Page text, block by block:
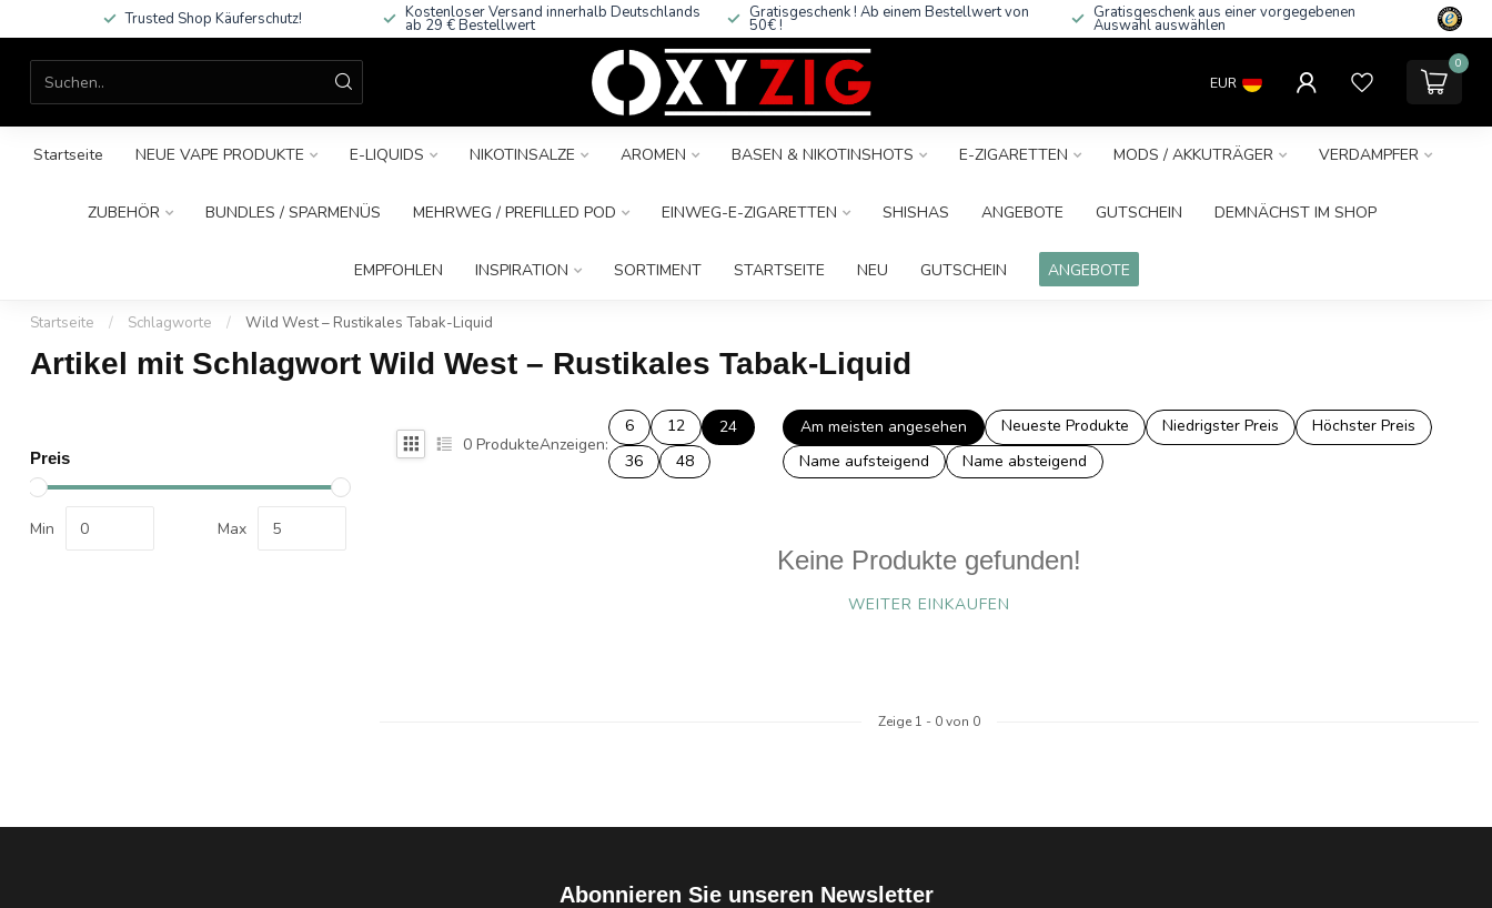
Trusted Shop Käuferschutz! Kostenloser Versand innerhalb Deutschlands
ab 29 € Bestellwert
Gratisgeschenk ! Ab einem Bestellwert von
50€ !
Gratisgeschenk aus einer vorgegebenen
Auswahl auswählen
EUR
0
Startseite NEUE VAPE PRODUKTE E-LIQUIDS NIKOTINSALZE AROMEN BASEN & NIKOTINSHOTS E-ZIGARETTEN MODS / AKKUTRÄGER VERDAMPFER
ZUBEHÖR BUNDLES / SPARMENÜS MEHRWEG / PREFILLED POD EINWEG-E-ZIGARETTEN SHISHAS ANGEBOTE GUTSCHEIN DEMNÄCHST IM SHOP
EMPFOHLEN INSPIRATION SORTIMENT STARTSEITE NEU GUTSCHEIN ANGEBOTE
Startseite / Schlagworte / Wild West – Rustikales Tabak-Liquid
Artikel mit Schlagwort Wild West – Rustikales Tabak-Liquid
Preis
Min Max
0 ProdukteAnzeigen:
6 12
24
36
48
Am meisten angesehen Neueste Produkte Niedrigster Preis
Höchster Preis
Name aufsteigend
Name absteigend
Keine Produkte gefunden!
WEITER EINKAUFEN
Zeige 1 - 0von 0
Abonnieren Sie unseren Newsletter